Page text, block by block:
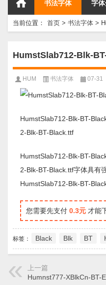
书法字体 字
当前位置： 首页 > 书法字体 >
HumstSlab712-Blk-
HUM 书法字体 07-31
HumstSlab712-Blk-BT-
2-Blk-BT-Black.ttf
HumstSlab712-Blk-BT-
2-Blk-BT-Black.ttf字体具有
HumstSlab712-Blk-BT-
您需要先支付 0.3元 才能
标签： Black Blk BT
上一篇
Humnst777-XBlkCn-BT-